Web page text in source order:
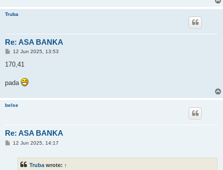
Truba
Re: ASA BANKA
P
s
12 Jun 2025, 13:53
170,41
pada
belse
Re: ASA BANKA
P12 Jun 2025, 14:17
Truba wrote: ↑